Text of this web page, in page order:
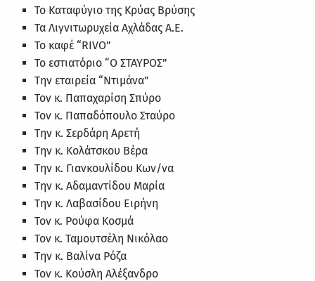
Το Καταφύγιο της Κρύας Βρύσης
Τα Λιγνιτωρυχεία Αχλάδας Α.Ε.
Το καφέ “RIVO”
Το εστιατόριο “Ο ΣΤΑΥΡΟΣ”
Την εταιρεία “Ντιμάνα”
Τον κ. Παπαχαρίση Σπύρο
Τον κ. Παπαδόπουλο Σταύρο
Την κ. Σερδάρη Αρετή
Την κ. Κολάτσκου Βέρα
Την κ. Γιανκουλίδου Κων/να
Την κ. Αδαμαντίδου Μαρία
Την κ. Λαβασίδου Ειρήνη
Τον κ. Ρούφα Κοσμά
Τον κ. Ταμουτσέλη Νικόλαο
Την κ. Βαλίνα Ρόζα
Τον κ. Κούσλη Αλέξανδρο